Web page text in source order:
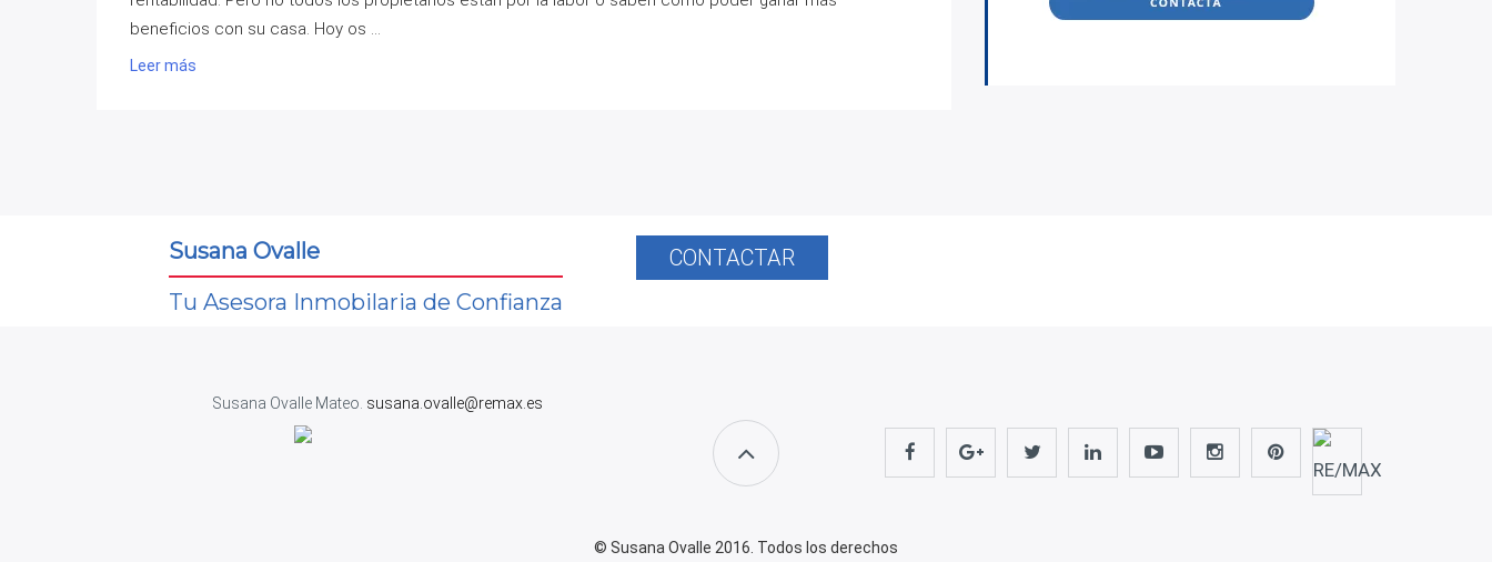
beneficios con su casa. Hoy os ...
Leer más
Susana Ovalle
Tu Asesora Inmobilaria de Confianza
CONTACTAR
Susana Ovalle Mateo. susana.ovalle@remax.es
© Susana Ovalle 2016. Todos los derechos